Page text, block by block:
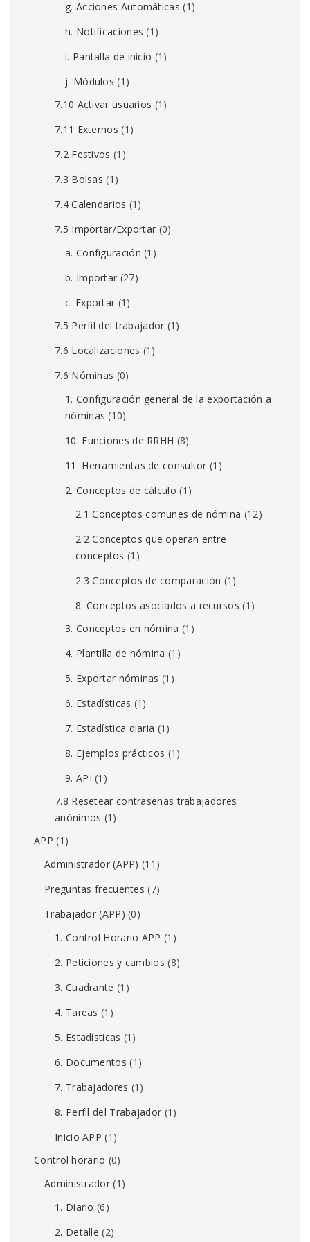
g. Acciones Automáticas (1)
h. Notificaciones (1)
i. Pantalla de inicio (1)
j. Módulos (1)
7.10 Activar usuarios (1)
7.11 Externos (1)
7.2 Festivos (1)
7.3 Bolsas (1)
7.4 Calendarios (1)
7.5 Importar/Exportar (0)
a. Configuración (1)
b. Importar (27)
c. Exportar (1)
7.5 Perfil del trabajador (1)
7.6 Localizaciones (1)
7.6 Nóminas (0)
1. Configuración general de la exportación a
nóminas (10)
10. Funciones de RRHH (8)
11. Herramientas de consultor (1)
2. Conceptos de cálculo (1)
2.1 Conceptos comunes de nómina (12)
2.2 Conceptos que operan entre
conceptos (1)
2.3 Conceptos de comparación (1)
8. Conceptos asociados a recursos (1)
3. Conceptos en nómina (1)
4. Plantilla de nómina (1)
5. Exportar nóminas (1)
6. Estadísticas (1)
7. Estadística diaria (1)
8. Ejemplos prácticos (1)
9. API (1)
7.8 Resetear contraseñas trabajadores
anónimos (1)
APP (1)
Administrador (APP) (11)
Preguntas frecuentes (7)
Trabajador (APP) (0)
1. Control Horario APP (1)
2. Peticiones y cambios (8)
3. Cuadrante (1)
4. Tareas (1)
5. Estadísticas (1)
6. Documentos (1)
7. Trabajadores (1)
8. Perfil del Trabajador (1)
Inicio APP (1)
Control horario (0)
Administrador(1)
1. Diario (6)
2. Detalle (2)